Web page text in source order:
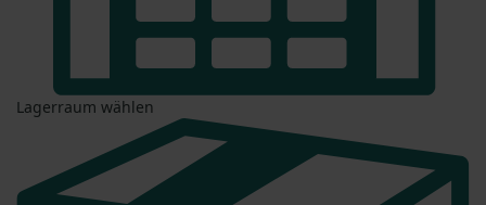
Lagerraum wählen